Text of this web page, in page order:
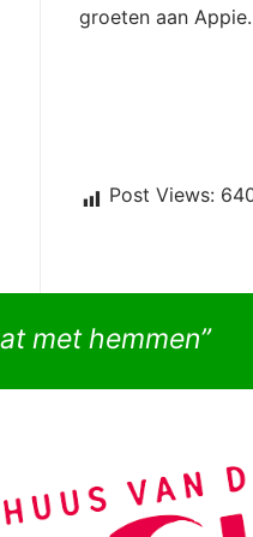
groeten aan Appie.
Post Views:
met hemmen”